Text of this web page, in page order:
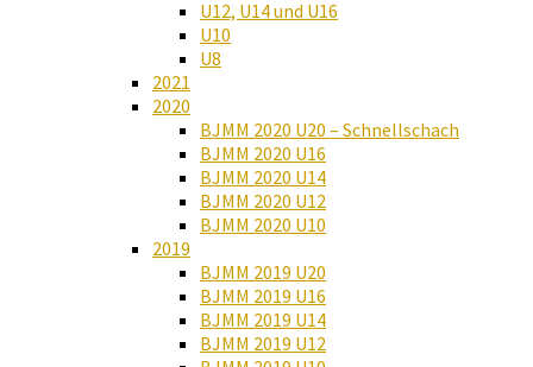
U12, U14 und U16
U10
U8
2021
2020
BJMM 2020 U20 – Schnellschach
BJMM 2020 U16
BJMM 2020 U14
BJMM 2020 U12
BJMM 2020 U10
2019
BJMM 2019 U20
BJMM 2019 U16
BJMM 2019 U14
BJMM 2019 U12